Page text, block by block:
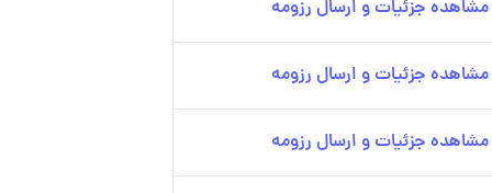
مشاهده جزئیات و ارسال رزومه
مشاهده جزئیات و ارسال رزومه
مشاهده جزئیات و ارسال رزومه